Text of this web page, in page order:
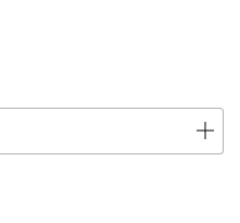
ALTERAR CEP